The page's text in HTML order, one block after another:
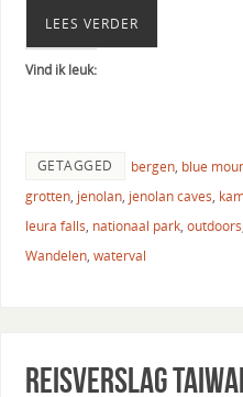
LEES VERDER
Vind ik leuk:
GETAGGED bergen, blue
grotten, jenolan, jenolan caves,
leura falls, nationaal park, outdoors
Wandelen, waterval
Reisverslag